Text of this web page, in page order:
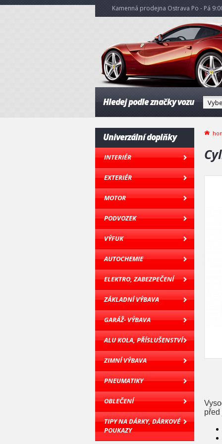
Kamenná prodejna Ostrava Po - Pá
Hledej podle značky vozu
Univerzální doplňky
INTERIÉR
EXTERIÉR
MOTOR
PODVOZEK
VÝFUK
AUTOCHEMIE
ELEKTRO, ZABEZPEČENÍ
ZÁKLADNÍ VÝBAVA
GARÁŽ- VÝBAVA
ALU KOLA, PŘÍSLUŠENSTVÍ
ZIMNÍ VÝBAVA
PNEUMATIKY
OBLEČENÍ
TIPY NA DÁRKY, DÁRKOVÉ
POUKAZY
před